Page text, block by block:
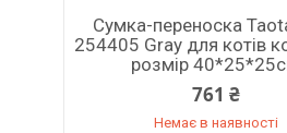
Сумка-переноска
254405 Gray для котів
розмір
761 ₴
Немає в наявності